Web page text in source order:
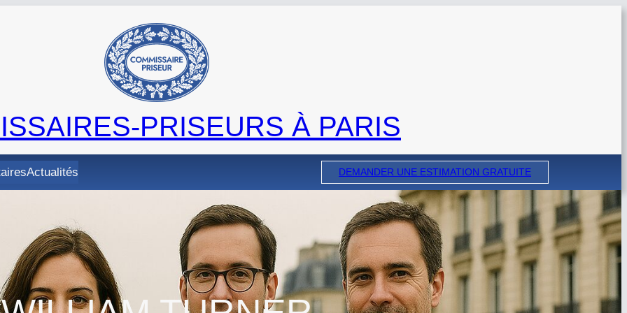
PRISEURS À PARIS
Actualités DEMANDER UNE ESTIMATION GRATUITE